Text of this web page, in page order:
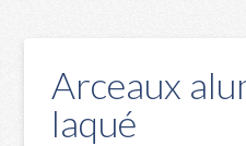
Arceaux
laqué